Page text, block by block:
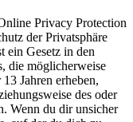
Privacy Protection
der Privatsphäre
ein Gesetz in den
die möglicherweise
Jahren erheben,
des oder
Wenn du dir unsicher